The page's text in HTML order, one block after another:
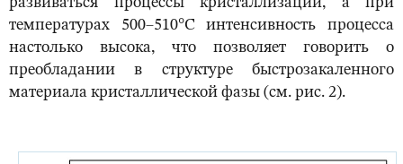
температурах 500–510°С интенсивность процесса
настолько высока, что позволяет говорить о
преобладании в структуре быстрозакаленного
материала кристаллической фазы (см. рис. 2).